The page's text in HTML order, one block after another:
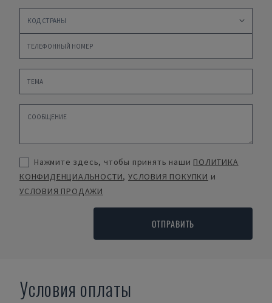
Нажмите здесь, чтобы принять наши ПОЛИТИКА
КОНФИДЕНЦИАЛЬНОСТИ,УСЛОВИЯ ПОКУПКИ и
УСЛОВИЯ ПРОДАЖИ
ОТПРАВИТЬ
Условия оплаты